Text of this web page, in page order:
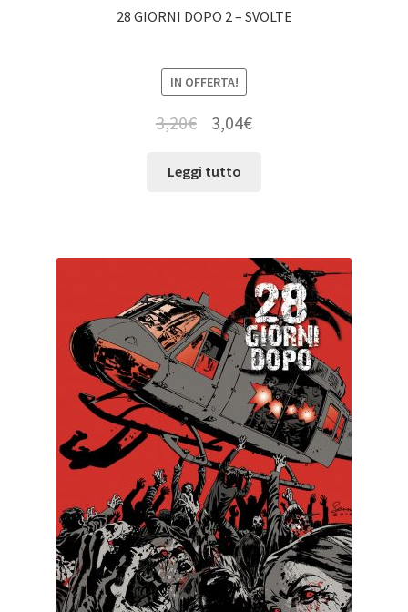
28 GIORNI DOPO 2 – SVOLTE
IN OFFERTA!
3,20€ 3,04€
Leggi tutto